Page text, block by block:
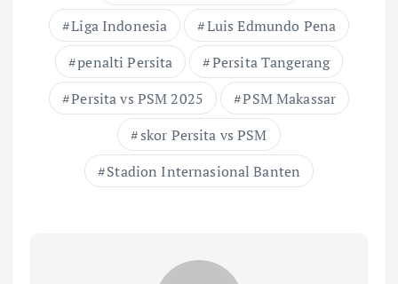
Liga Indonesia
Luis Edmundo Pena
penalti Persita
Persita Tangerang
Persita vs PSM 2025
PSM Makassar
skor Persita vs PSM
Stadion Internasional Banten